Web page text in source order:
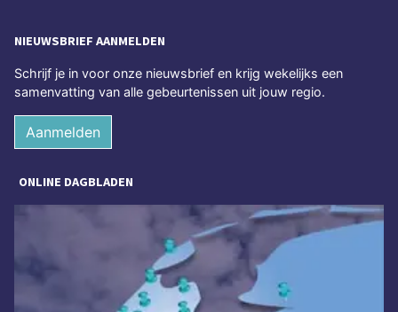
NIEUWSBRIEF AANMELDEN
Schrijf je in voor onze nieuwsbrief en krijg wekelijks een
samenvatting van alle gebeurtenissen uit jouw regio.
Aanmelden
ONLINE DAGBLADEN